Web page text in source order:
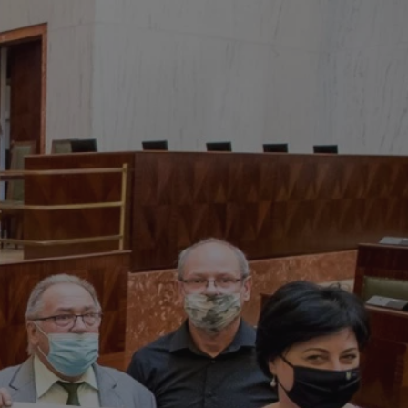
sesji.
sesji.
pliki cookie. Jest
Script.com
dla ich
dotyczące
polityki i
że ich
w przyszłych
zapewniając, że
a ich dane są
witrynę